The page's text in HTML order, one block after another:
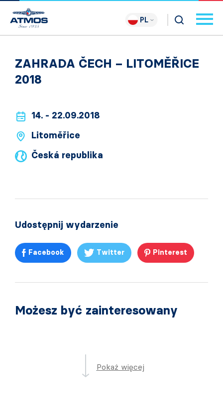
PL
ZAHRADA ČECH – LITOMĚŘICE
2018
14. - 22.09.2018
Litoměřice
Česká republika
Udostępnij wydarzenie
Facebook Twitter Pinterest
Możesz być zainteresowany
Pokaż więcej